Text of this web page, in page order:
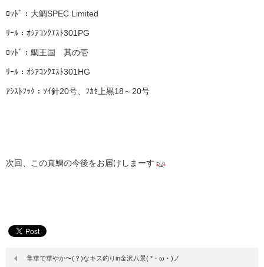
ﾛｯﾄﾞ：大鯛SPEC Limited
ﾘｰﾙ：ｵｼｱｺﾝｸｴｽﾄ301PG
ﾛｯﾄﾞ：鯛王国 其の壱
ﾘｰﾙ：ｵｼｱｺﾝｸｴｽﾄ301HG
ｱｼｽﾄﾌｯｸ：ｿｲ針20号、ﾌｶｾ上黒18～20号
次回、この真鯛の今後をお届けしまーす
隼華で華やか〜(？)なキス釣りin金沢八景( *・ω・)ノ